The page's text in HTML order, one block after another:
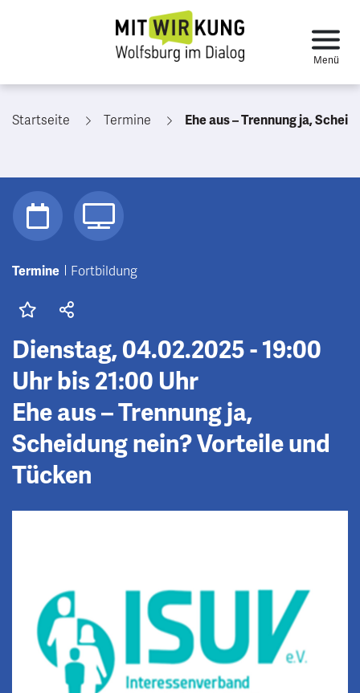
Startseite Termine Ehe aus – Trennung ja, Scheidung nein? Vorteile
Termine Fortbildung
Dienstag, 04.02.2025 - 19:00
Uhr bis 21:00 Uhr
Ehe aus – Trennung ja,
Scheidung nein? Vorteile und
Tücken